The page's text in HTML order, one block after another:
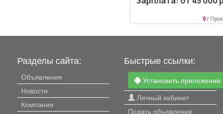
профессиональное
образование..
исправного состояния,
безаварийной,
г
Разделы сайта:
Объявления
Новости
Компании
Быстрые ссылки:
Установить приложение
Личный кабинет
Подать объявление